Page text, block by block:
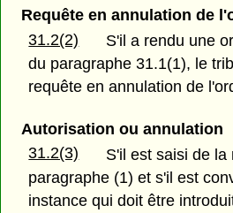
Requête en annulation de
31.2(2)
S'il a rendu une
du paragraphe 31.1(1), le
requête en annulation de
Autorisation ou annulation
31.2(3)
S'il est saisi de la
paragraphe (1) et s'il est
instance qui doit être